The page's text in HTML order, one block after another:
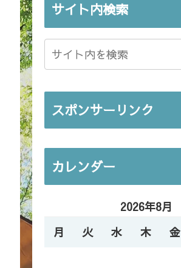
サイト内検索
スポンサーリンク
カレンダー
2026年8月
月
火 水 木 金